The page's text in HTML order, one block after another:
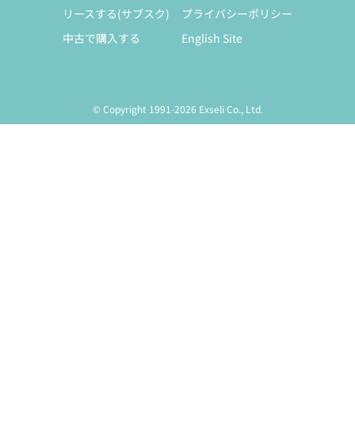
リースする(サブスク)
中古で購入する
プライバシーポリシー
English Site
© Copyright 1991-2026 Exseli Co., Ltd.